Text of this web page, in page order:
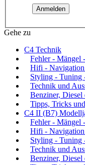
Gehe zu
C4 Technik
Fehler - Mängel
Hifi -
Styling - Tuning
Technik und
Benziner, Diesel
Tipps, Tricks
C4 II (B7)
Fehler - Mängel
Hifi -
Styling - Tuning
Technik und
Benziner,